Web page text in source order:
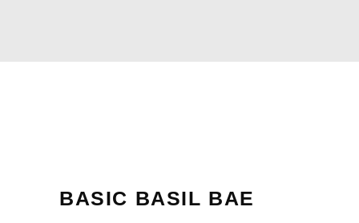
BASIC BASIL BAE